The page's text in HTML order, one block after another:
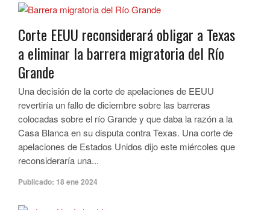
Corte EEUU reconsiderará obligar a Texas
a eliminar la barrera migratoria del Río
Grande
Una decisión de la corte de apelaciones de EEUU
revertiría un fallo de diciembre sobre las barreras
colocadas sobre el río Grande y que daba la razón a la
Casa Blanca en su disputa contra Texas. Una corte de
apelaciones de Estados Unidos dijo este miércoles que
reconsideraría una...
Publicado: 18 ene 2024